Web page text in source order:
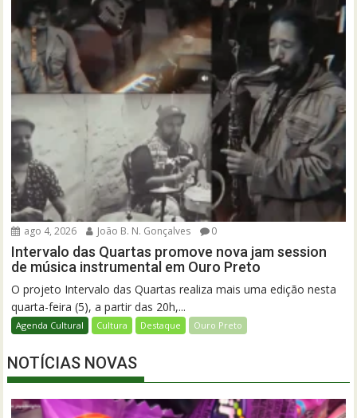
ago 4, 2026 João B. N. Gonçalves 0
Intervalo das Quartas promove nova jam session
de música instrumental em Ouro Preto
O projeto Intervalo das Quartas realiza mais uma edição nesta
quarta-feira (5), a partir das 20h,...
Agenda Cultural Cultura Destaque Ouro Preto
NOTÍCIAS NOVAS